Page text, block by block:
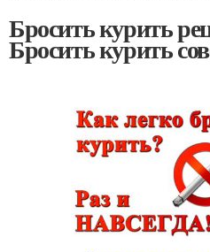
Бросить курить
Бросить курить